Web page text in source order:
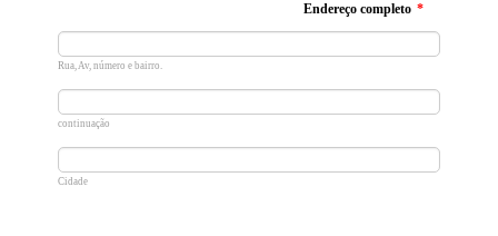
Endereço completo *
Rua, Av, número e bairro.
continuação
Cidade